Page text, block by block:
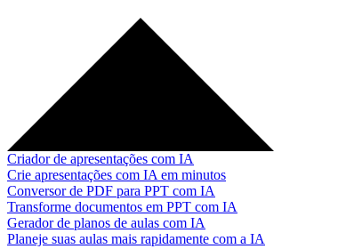
Criador de apresentações com IA
Crie apresentações com IA em minutos
Conversor de PDF para PPT com IA
Transforme documentos em PPT com IA
Gerador de planos de aulas com IA
Planeje suas aulas mais rapidamente com a IA